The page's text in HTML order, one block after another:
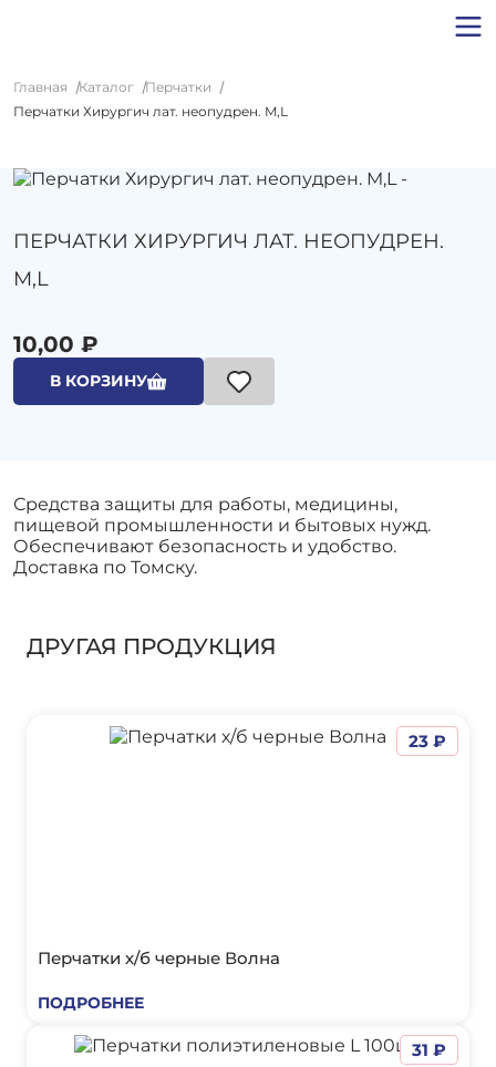
Главная Каталог
Перчатки
Перчатки Хирургич лат. неопудрен. M,L
ПЕРЧАТКИ ХИРУРГИЧ ЛАТ. НЕОПУДРЕН.
M,L
10,00 ₽
В КОРЗИНУ
Средства защиты для работы, медицины,
пищевой промышленности и бытовых нужд.
Обеспечивают безопасность и удобство.
Доставка по Томску.
ДРУГАЯ ПРОДУКЦИЯ
Перчатки х/б черные Волна
ПОДРОБНЕЕ
23 ₽
31 ₽